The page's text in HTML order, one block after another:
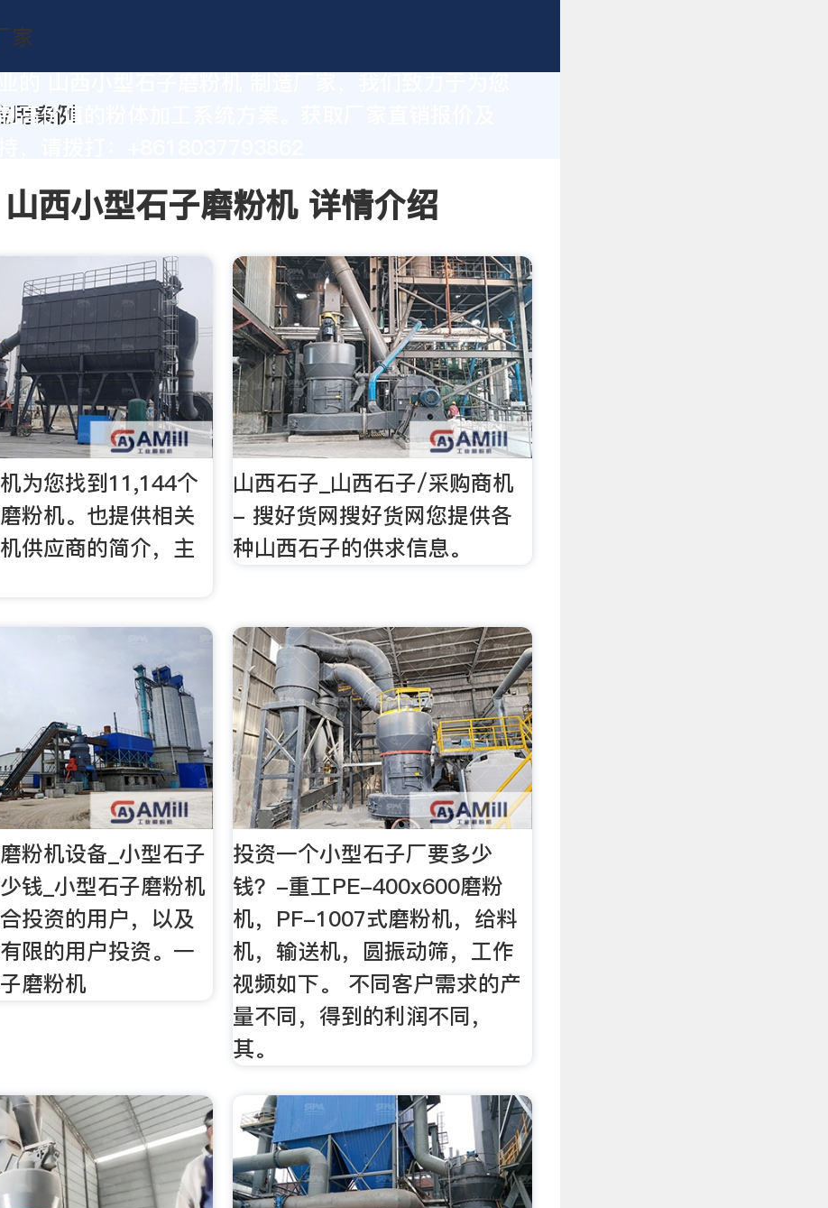
高价值的粉体加工系统方案。获取厂家直销报价及
山西小型石子磨粉机 详情介绍
为您找到11,144个
粉机。也提供相关
供应商的简介，主
山西石子_山西石子/采购商机
- 搜好货网搜好货网您提供各
种山西石子的供求信息。
粉机设备_小型石子
钱_小型石子磨粉机
投资的用户，以及
限的用户投资。一
磨粉机
投资一个小型石子厂要多少
钱？-重工PE-400x600磨粉
机，PF-1007式磨粉机，给料
机，输送机，圆振动筛，工作
视频如下。 不同客户需求的产
量不同，得到的利润不同，
其。